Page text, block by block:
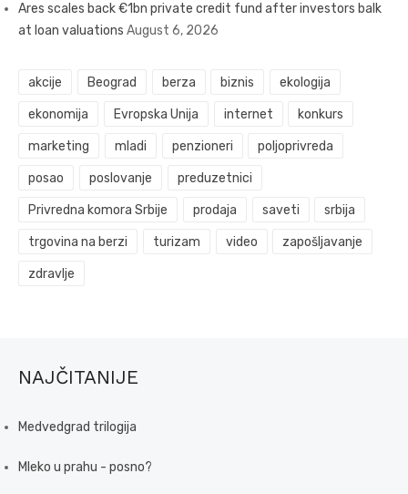
Ares scales back €1bn private credit fund after investors balk
at loan valuations August 6, 2026
akcije Beograd berza biznis ekologija
ekonomija Evropska Unija internet konkurs
marketing mladi penzioneri poljoprivreda
posao poslovanje preduzetnici
Privredna komora Srbije prodaja saveti srbija
trgovina na berzi turizam video zapošljavanje
zdravlje
NAJČITANIJE
Medvedgrad trilogija
Mleko u prahu - posno?